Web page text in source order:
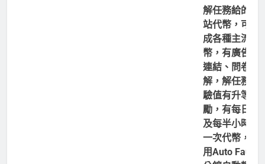
解任務給的是
站代幣，可兌
成各種主流虛
幣，有廣告、
連結、問卷可
解，解任務加
驗值有升等獎
勵，有每日獎
及每半小時領
一次代幣，如
用Auto